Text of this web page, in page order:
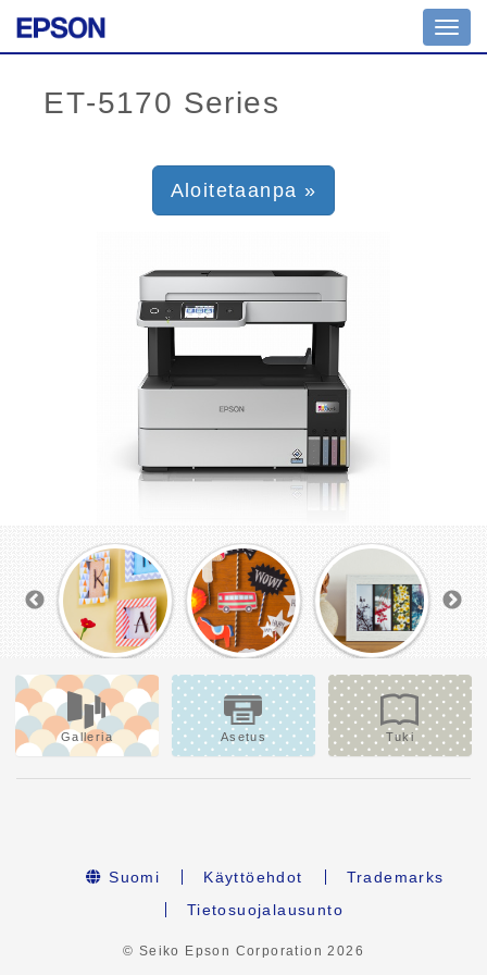
Aloitetaanpa »
Galleria Asetus Tuki
Suomi Käyttöehdot
Trademarks
Tietosuojalausunto
© Seiko Epson Corporation2026